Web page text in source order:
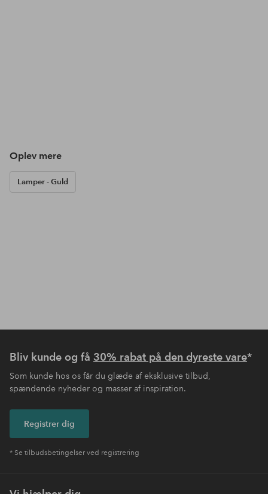
Oplev mere
Lamper - Guld
Bliv kunde og få 30% rabat på den dyreste vare*
Som kunde hos os får du glæde af eksklusive tilbud,
spændende nyheder og masser af inspiration.
Registrer dig
* Se tilbudsbetingelser ved registrering